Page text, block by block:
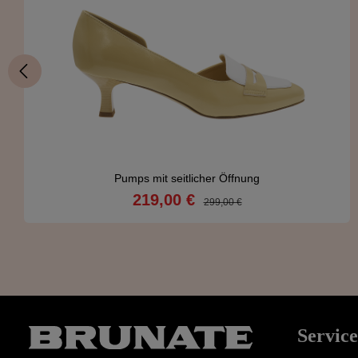
Pumps mit seitlicher Öffnung
Verkaufspreis:
219,00 € Regulärer Preis:
299,00 €
Service